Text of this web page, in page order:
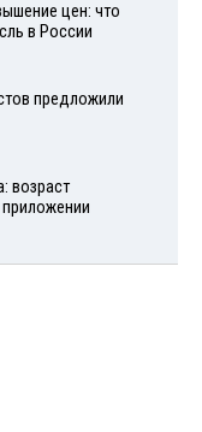
цен: что
в России
предложили
возраст
приложении